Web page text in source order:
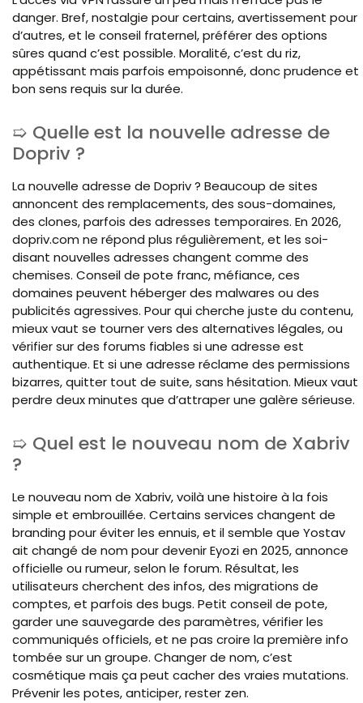
danger. Bref, nostalgie pour certains, avertissement pour
d’autres, et le conseil fraternel, préférer des options
sûres quand c’est possible. Moralité, c’est du riz,
appétissant mais parfois empoisonné, donc prudence et
bon sens requis sur la durée.
Quelle est la nouvelle adresse de
Dopriv ?
La nouvelle adresse de Dopriv ? Beaucoup de sites
annoncent des remplacements, des sous-domaines,
des clones, parfois des adresses temporaires. En 2026,
dopriv.com ne répond plus régulièrement, et les soi-
disant nouvelles adresses changent comme des
chemises. Conseil de pote franc, méfiance, ces
domaines peuvent héberger des malwares ou des
publicités agressives. Pour qui cherche juste du contenu,
mieux vaut se tourner vers des alternatives légales, ou
vérifier sur des forums fiables si une adresse est
authentique. Et si une adresse réclame des permissions
bizarres, quitter tout de suite, sans hésitation. Mieux vaut
perdre deux minutes que d’attraper une galère sérieuse.
Quel est le nouveau nom de Xabriv
?
Le nouveau nom de Xabriv, voilà une histoire à la fois
simple et embrouillée. Certains services changent de
branding pour éviter les ennuis, et il semble que Yostav
ait changé de nom pour devenir Eyozi en 2025, annonce
officielle ou rumeur, selon le forum. Résultat, les
utilisateurs cherchent des infos, des migrations de
comptes, et parfois des bugs. Petit conseil de pote,
garder une sauvegarde des paramètres, vérifier les
communiqués officiels, et ne pas croire la première info
tombée sur un groupe. Changer de nom, c’est
cosmétique mais ça peut cacher des vraies mutations.
Prévenir les potes, anticiper, rester zen.